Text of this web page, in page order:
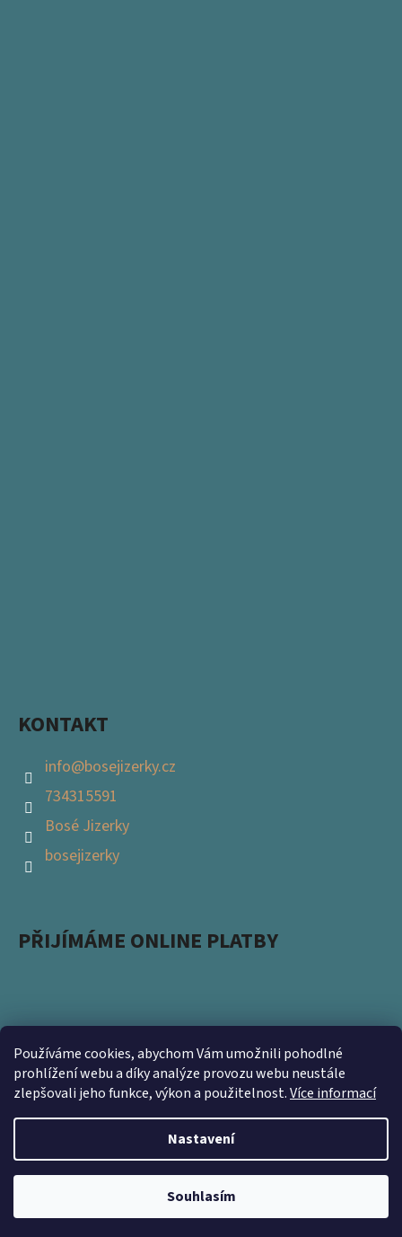
Používáme cookies, abychom Vám umožnili pohodlné
prohlížení webu a díky analýze provozu webu neustále
zlepšovali jeho funkce, výkon a použitelnost.Více informací
Nastavení
Souhlasím
KONTAKT
info@bosejizerky.cz
734315591
Bosé Jizerky
bosejizerky
PŘIJÍMÁME ONLINE PLATBY
Podpořte s námi přírodu a zapojte se do projektu
Ukliďme Česko. Nevyhazujte použité obaly a přineste
nám je na prodejnu https://www.kamsnim.cz/
Vytvořil Shoptet